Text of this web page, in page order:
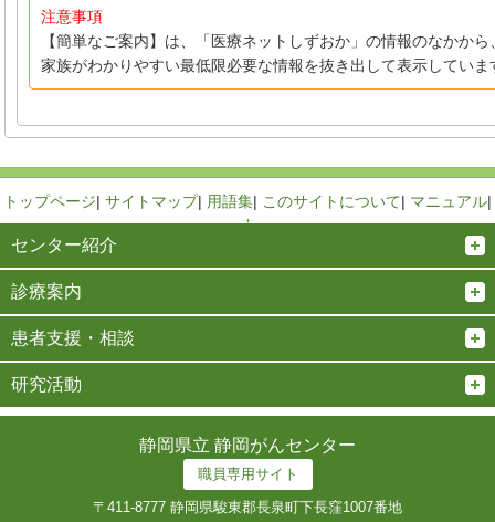
注意事項
【簡単なご案内】は、「医療ネットしずおか」の情報のなかか
家族がわかりやすい最低限必要な情報を抜き出して表示していま
トップページ| サイトマップ| 用語集| このサイトについて| マニュアル|
↑
センター紹介
診療案内
患者支援・相談
研究活動
静岡県立 静岡がんセンター
職員専用サイト
〒411-8777 静岡県駿東郡長泉町下長窪1007番地